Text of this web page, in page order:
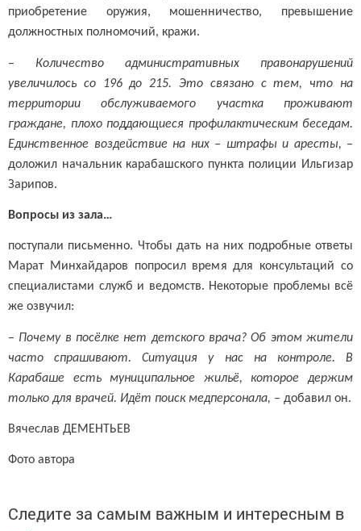
приобретение оружия, мошенничество, превышение
должностных полномочий, кражи.
– Количество административных правонарушений
увеличилось со 196 до 215. Это связано с тем, что на
территории обслуживаемого участка проживают
граждане, плохо поддающиеся профилактическим беседам.
Единственное воздействие на них – штрафы и аресты, –
доложил начальник карабашского пункта полиции Ильгизар
Зарипов.
Вопросы из зала…
поступали письменно. Чтобы дать на них подробные ответы
Марат Минхайдаров попросил время для консультаций со
специалистами служб и ведомств. Некоторые проблемы всё
же озвучил:
– Почему в посёлке нет детского врача? Об этом жители
часто спрашивают. Ситуация у нас на контроле. В
Карабаше есть муниципальное жильё, которое держим
только для врачей. Идёт поиск медперсонала, – добавил он.
Вячеслав ДЕМЕНТЬЕВ
Фото автора
Следите за самым важным и интересным в